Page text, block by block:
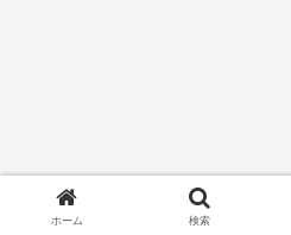
ホーム 検索